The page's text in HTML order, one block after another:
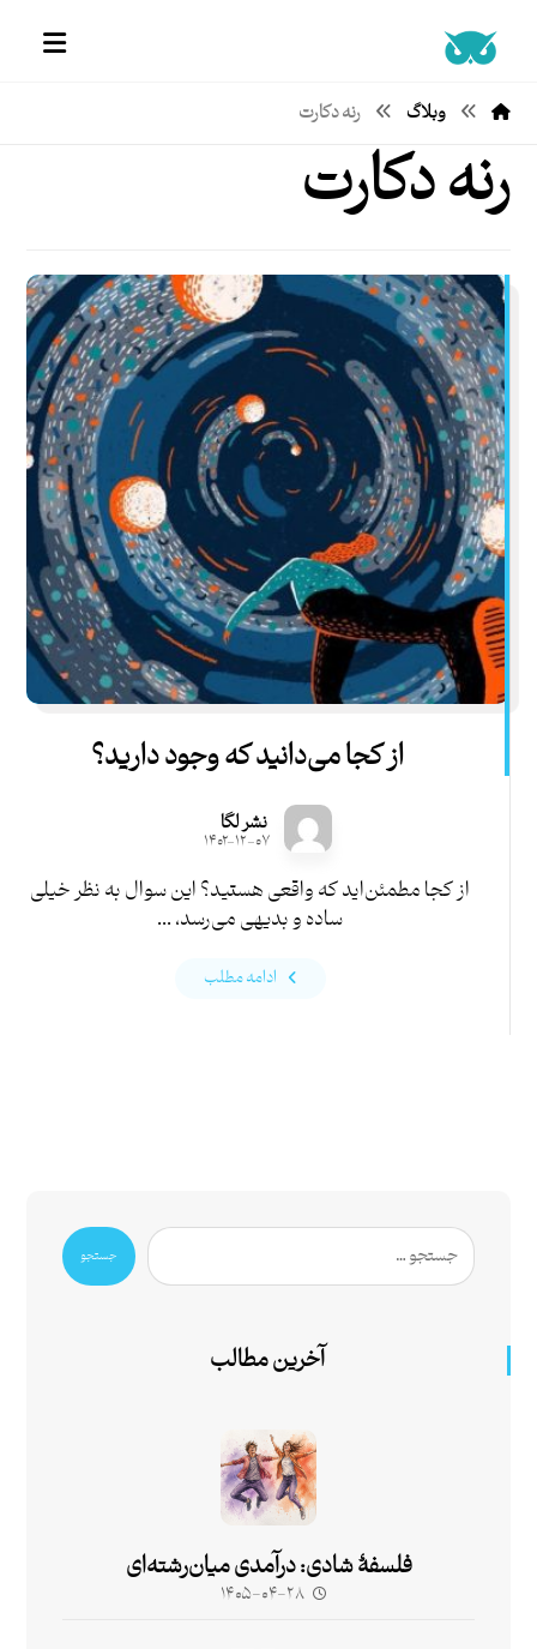
وبلاگ رنه دکارت
رنه دکارت
از کجا می‌دانید که وجود دارید؟
نشر لگا
۱۴۰۲-۱۲-۰۷
از کجا مطمئن‌اید که واقعی هستید؟ این سوال به نظر خیلی
ساده و بدیهی می‌رسد، ...
ادامه مطلب
جستجو
آخرین مطالب
فلسفۀ شادی: درآمدی میان‌رشته‌ای
۱۴۰۵-۰۴-۲۸